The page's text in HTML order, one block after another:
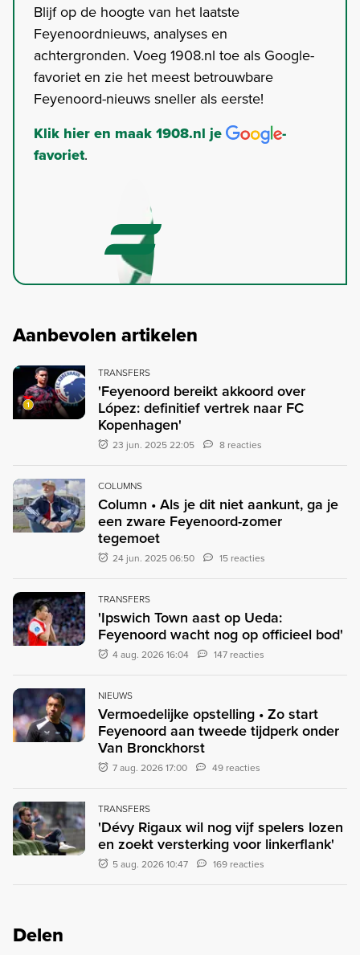
Blijf op de hoogte van het laatste
Feyenoordnieuws, analyses en
achtergronden. Voeg 1908.nl toe als Google-
favoriet en zie het meest betrouwbare
Feyenoord-nieuws sneller als eerste!
Klik hier en maak 1908.nl je
-
favoriet.
Aanbevolen artikelen
TRANSFERS
'Feyenoord bereikt akkoord over
López: definitief vertrek naar FC
Kopenhagen'
23 jun. 2025 22:05 8 reacties
COLUMNS
Column • Als je dit niet aankunt, ga je
een zware Feyenoord-zomer
tegemoet
24 jun. 2025 06:50 15 reacties
TRANSFERS
'Ipswich Town aast op Ueda:
Feyenoord wacht nog op officieel bod'
4 aug. 2026 16:04 147 reacties
NIEUWS
Vermoedelijke opstelling • Zo start
Feyenoord aan tweede tijdperk onder
Van Bronckhorst
7 aug. 2026 17:00 49 reacties
TRANSFERS
'Dévy Rigaux wil nog vijf spelers lozen
en zoekt versterking voor linkerflank'
5 aug. 2026 10:47 169 reacties
Delen